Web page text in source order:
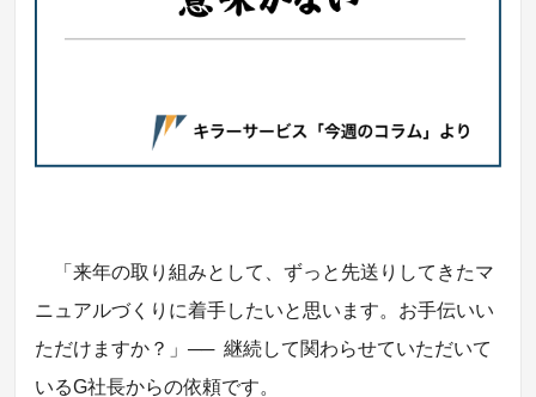
「来年の取り組みとして、ずっと先送りしてきたマ
ニュアルづくりに着手したいと思います。お手伝いい
ただけますか？」── 継続して関わらせていただいて
いるG社長からの依頼です。